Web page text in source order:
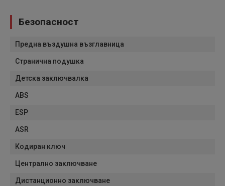
Безопасност
Предна въздушна възглавница
Странична подушка
Детска заключвалка
ABS
ESP
ASR
Кодиран ключ
Централно заключване
Дистанционно заключване